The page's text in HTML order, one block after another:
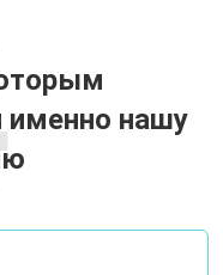
именно нашу